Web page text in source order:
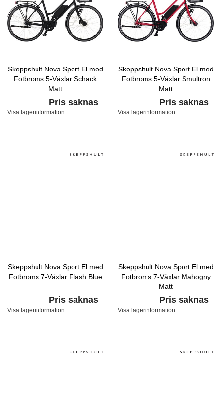
Skeppshult Nova Sport El med
Fotbroms 5-Växlar Schack
Matt
Pris saknas
Visa lagerinformation
Skeppshult Nova Sport El med
Fotbroms 5-Växlar Smultron
Matt
Pris saknas
Visa lagerinformation
Skeppshult Nova Sport El med
Fotbroms 7-Växlar Flash Blue
Pris saknas
Visa lagerinformation
Skeppshult Nova Sport El med
Fotbroms 7-Växlar Mahogny
Matt
Pris saknas
Visa lagerinformation